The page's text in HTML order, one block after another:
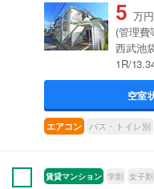
5 万円
(管理費
西武池
1R/
空室
エアコン バス・トイレ別
賃貸マンション 学割 女子割